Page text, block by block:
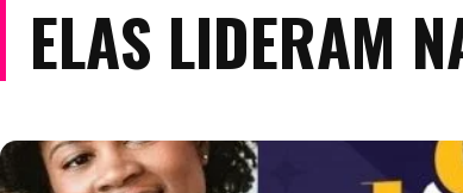
ELAS LIDERAM